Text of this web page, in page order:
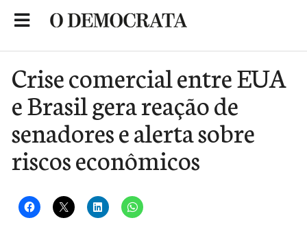
Crise comercial entre EUA
e Brasil gera reação de
senadores e alerta sobre
riscos econômicos